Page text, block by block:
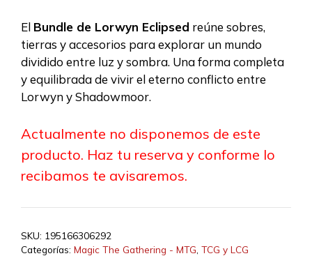
El Bundle de Lorwyn Eclipsed reúne sobres,
tierras y accesorios para explorar un mundo
dividido entre luz y sombra. Una forma completa
y equilibrada de vivir el eterno conflicto entre
Lorwyn y Shadowmoor.
Actualmente no disponemos de este
producto. Haz tu reserva y conforme lo
recibamos te avisaremos.
SKU: 195166306292
Categorías: Magic The Gathering - MTG TCG y LCG